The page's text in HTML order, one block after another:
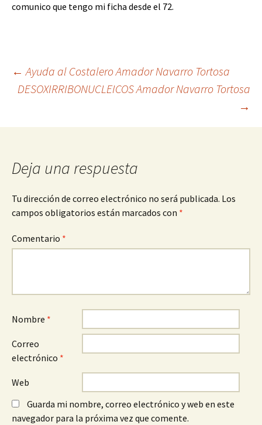
comunico que tengo mi ficha desde el 72.
Navegación
← Ayuda al Costalero Amador Navarro Tortosa
DESOXIRRIBONUCLEICOS Amador Navarro Tortosa
→
Deja una respuesta
Tu dirección de correo electrónico no será publicada. Los
campos obligatorios están marcados con *
Comentario *
Nombre *
Correo
electrónico *
Web
Guarda mi nombre, correo electrónico y web en este
navegador para la próxima vez que comente.